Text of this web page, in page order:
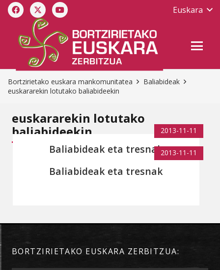
Euskara
Bortzirietako euskara mankomunitatea
Baliabideak
euskararekin lotutako baliabideekin
euskararekin lotutako
baliabideekin
2013-11-11
Baliabideak eta tresnak2013-11-11
Baliabideak eta tresnak
BORTZIRIETAKO EUSKARA ZERBITZUA: